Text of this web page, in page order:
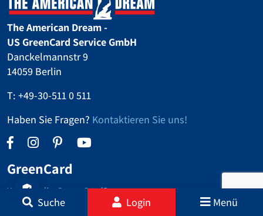
Suche Login Menü
The American Dream -
US GreenCard Service GmbH
Danckelmannstr 9
14059 Berlin
T: +49-30-511 0 511
Haben Sie Fragen? Kontaktieren Sie uns!
GreenCard
Was ist die GreenCard?
GreenCard Lotterie Teilnahmebedingungen